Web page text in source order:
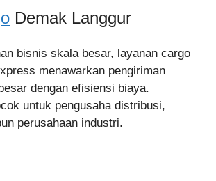
Demak Langgur
bisnis skala besar, layanan cargo
menawarkan pengiriman
dengan efisiensi biaya.
untuk pengusaha distribusi,
perusahaan industri.